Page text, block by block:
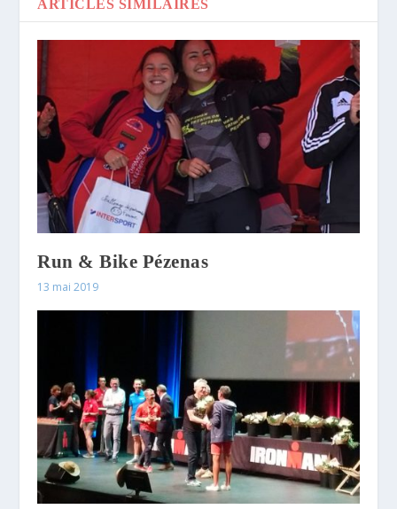
ARTICLES SIMILAIRES
Run & Bike Pézenas
13 mai 2019